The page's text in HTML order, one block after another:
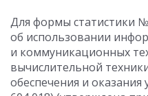
Для формы статистики
об использовании
и коммуникационных
вычислительной
обеспечения и оказания